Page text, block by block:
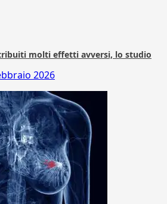
molti effetti avversi, lo studio
2026